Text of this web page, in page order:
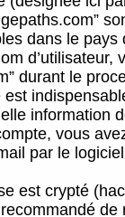
dans le
durant le
est
information
vous
par le
est crypté